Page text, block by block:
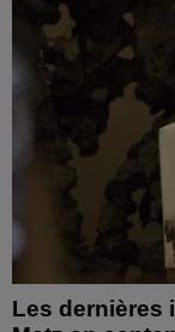
Les dernières